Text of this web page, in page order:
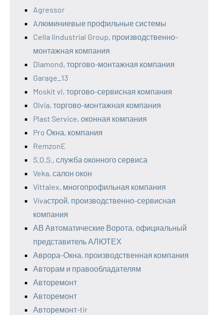
Agressor
Aлюминиевые профильные системы
Cella Iindustrial Group, производственно-
монтажная компания
Diamond, торгово-монтажная компания
Garage_13
Moskit vl, торгово-сервисная компания
Olvia, торгово-монтажная компания
Plast Service, оконная компания
Pro Окна, компания
RemzonE
S.O.S., служба оконного сервиса
Veka, салон окон
Vittalex, многопрофильная компания
Vivaстрой, производственно-сервисная
компания
АВ Автоматические Ворота, официальный
представитель АЛЮТЕХ
Аврора-Окна, производственная компания
Авторам и правообладателям
Авторемонт
Авторемонт
Авторемонт-tir